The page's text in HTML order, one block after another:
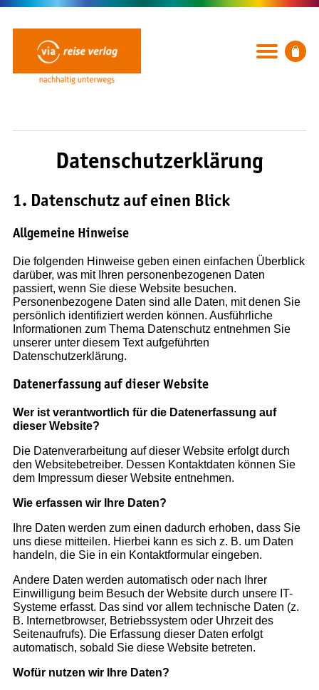
BÜCHER
Neuerscheinungen
Ausflug, Wandern & Radfahren
Städte und Reiseregionen
Mit Kindern
Küsten und Strände
Regionen
Berlin & Brandenburg
Mecklenburg-Vorpommern
Nordwestdeutschland
Mitteldeutschland
Nordrhein-Westfalen
Hessen & Rheinland-Pfalz
Süddeutschland
Europa
Polen
Spanien
VERLAG
Über uns
Unser Team
Jobs
Handel
Presse
Datenschutzerklärung
1. Datenschutz auf einen Blick
Allgemeine Hinweise
Die folgenden Hinweise geben einen einfachen Überblick
darüber, was mit Ihren personenbezogenen Daten
passiert, wenn Sie diese Website besuchen.
Personenbezogene Daten sind alle Daten, mit denen Sie
persönlich identifiziert werden können. Ausführliche
Informationen zum Thema Datenschutz entnehmen Sie
unserer unter diesem Text aufgeführten
Datenschutzerklärung.
Datenerfassung auf dieser Website
Wer ist verantwortlich für die Datenerfassung auf
dieser Website?
Die Datenverarbeitung auf dieser Website erfolgt durch
den Websitebetreiber. Dessen Kontaktdaten können Sie
dem Impressum dieser Website entnehmen.
Wie erfassen wir Ihre Daten?
Ihre Daten werden zum einen dadurch erhoben, dass Sie
uns diese mitteilen. Hierbei kann es sich z. B. um Daten
handeln, die Sie in ein Kontaktformular eingeben.
Andere Daten werden automatisch oder nach Ihrer
Einwilligung beim Besuch der Website durch unsere IT-
Systeme erfasst. Das sind vor allem technische Daten (z.
B. Internetbrowser, Betriebssystem oder Uhrzeit des
Seitenaufrufs). Die Erfassung dieser Daten erfolgt
automatisch, sobald Sie diese Website betreten.
Wofür nutzen wir Ihre Daten?